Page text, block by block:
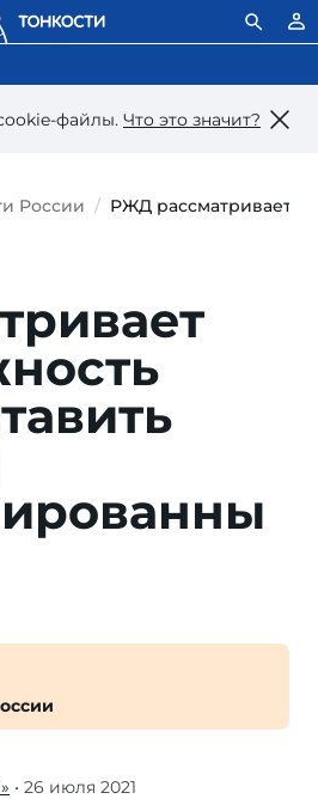
файлы. Что это значит?
России РЖД рассматривает
• 26 июля 2021